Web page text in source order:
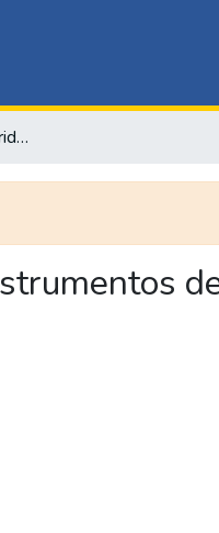
Gestación y parto : recorrido sensorial por los instrumentos de las medicinas alternativas y alopáticas